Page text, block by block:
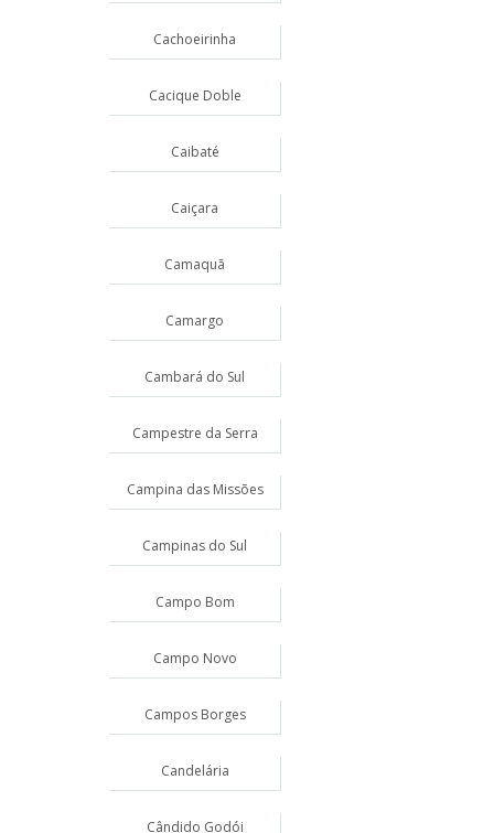
Cachoeirinha
Cacique Doble
Caibaté
Caiçara
Camaquã
Camargo
Cambará do Sul
Campestre da Serra
Campina das Missões
Campinas do Sul
Campo Bom
Campo Novo
Campos Borges
Candelária
Cândido Godói